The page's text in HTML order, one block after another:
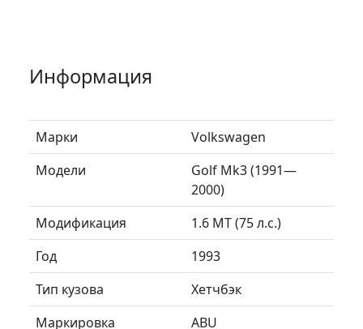
Информация
Марки
Volkswagen
Модели
Golf Mk3 (1991—
2000)
Модификация
1.6 MT (75 л.с.)
Год
1993
Тип кузова
Хетчбэк
Маркировка
ABU